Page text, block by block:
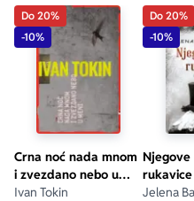
Do 20%
-10%
Crna noć nada mnom
i zvezdano nebo u
meni
Ivan Tokin
Do 20%
-10%
Njegove
rukavice
Jelena